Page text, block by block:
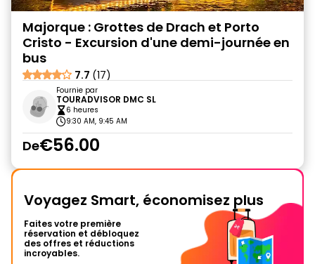
Majorque : Grottes de Drach et Porto
Cristo - Excursion d'une demi-journée en
bus
7.7 (17)
Fournie par
TOURADVISOR DMC SL
6 heures
9:30 AM, 9:45 AM
De€56.00
Voyagez Smart, économisez plus
Faites votre première
réservation et débloquez
des offres et réductions
incroyables.